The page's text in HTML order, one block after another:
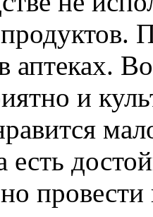
и
есть
провести